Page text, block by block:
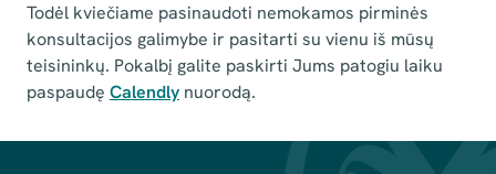
Todėl kviečiame pasinaudoti nemokamos pirminės
konsultacijos galimybe ir pasitarti su vienu iš mūsų
teisininkų. Pokalbį galite paskirti Jums patogiu laiku
paspaudę Calendly nuorodą.